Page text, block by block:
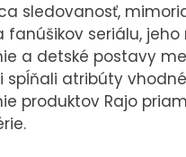
sledovanosť,
fanúšikov seriálu, jeho
a detské postavy
spĺňali atribúty
produktov Rajo